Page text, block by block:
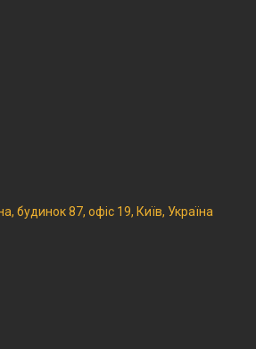
будинок 87, офіс 19, Київ, Україна